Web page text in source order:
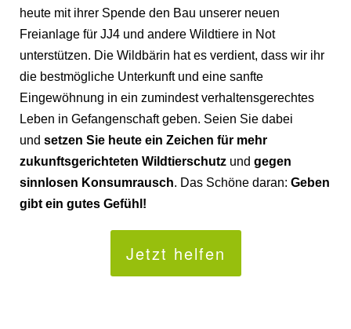
heute mit ihrer Spende den Bau unserer neuen
Freianlage für JJ4 und andere Wildtiere in Not
unterstützen. Die Wildbärin hat es verdient, dass wir ihr
die bestmögliche Unterkunft und eine sanfte
Eingewöhnung in ein zumindest verhaltensgerechtes
Leben in Gefangenschaft geben. Seien Sie dabei
und setzen Sie heute ein Zeichen für mehr
zukunftsgerichteten Wildtierschutz und gegen
sinnlosen Konsumrausch. Das Schöne daran: Geben
gibt ein gutes Gefühl!
Jetzt helfen